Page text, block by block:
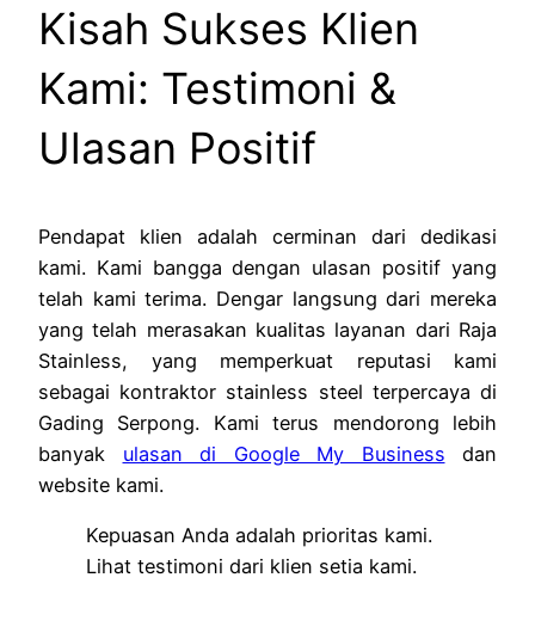
Kisah Sukses Klien
Kami: Testimoni &
Ulasan Positif
Pendapat klien adalah cerminan dari dedikasi
kami. Kami bangga dengan ulasan positif yang
telah kami terima. Dengar langsung dari mereka
yang telah merasakan kualitas layanan dari Raja
Stainless, yang memperkuat reputasi kami
sebagai kontraktor stainless steel terpercaya di
Gading Serpong. Kami terus mendorong lebih
banyak ulasan di Google My Business dan
website kami.
Kepuasan Anda adalah prioritas kami.
Lihat testimoni dari klien setia kami.